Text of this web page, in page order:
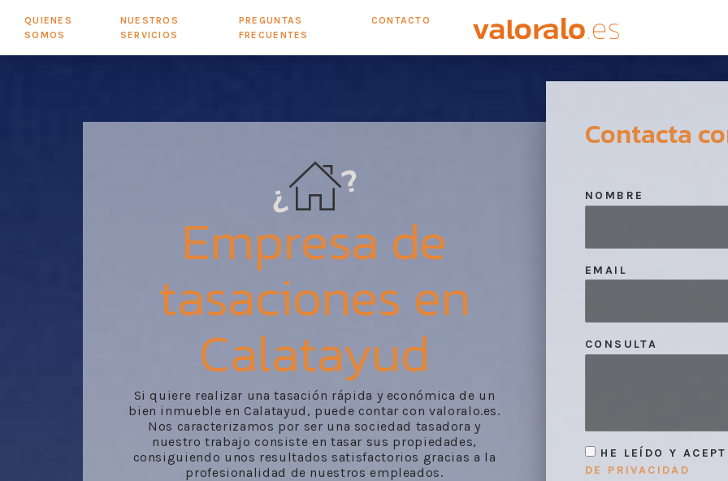
QUIENES
SOMOS
NUESTROS
SERVICIOS
PREGUNTAS
FRECUENTES
CONTACTO
Empresa de
tasaciones en
Calatayud
Si quiere realizar una tasación rápida y económica de un
bien inmueble en Calatayud, puede contar con valoralo.es.
Nos caracterizamos por ser una sociedad tasadora y
nuestro trabajo consiste en tasar sus propiedades,
consiguiendo unos resultados satisfactorios gracias a la
profesionalidad de nuestros empleados.
Contacta
NOMBRE
EMAIL
CONSULTA
HE LEÍDO Y
DE PRIVACIDAD